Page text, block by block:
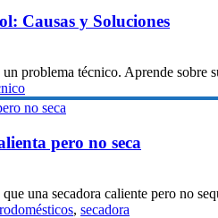
Causas y Soluciones
problema técnico. Aprende sobre
pero no seca
una secadora caliente pero no
, secadora